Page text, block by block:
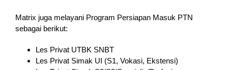
Matrix juga melayani Program Persiapan Masuk PTN
sebagai berikut:
Les Privat UTBK SNBT
Les Privat Simak UI (S1, Vokasi, Ekstensi)